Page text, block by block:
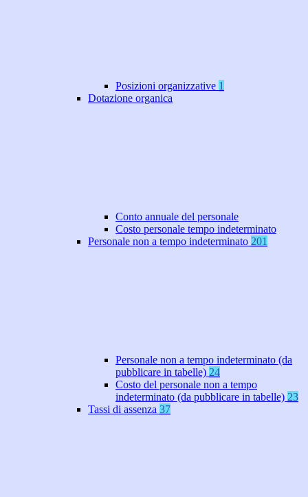
Posizioni organizzative 1
Dotazione organica
Conto annuale del personale
Costo personale tempo indeterminato
Personale non a tempo indeterminato 201
Personale non a tempo indeterminato (da
pubblicare in tabelle) 24
Costo del personale non a tempo
indeterminato (da pubblicare in tabelle) 23
Tassi di assenza 37